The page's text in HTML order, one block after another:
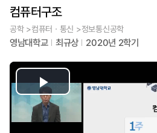
컴퓨터구조
공학 >컴퓨터ㆍ통신 >정보통신공학
영남대학교 최규상 2020년 2학기
Play
Video